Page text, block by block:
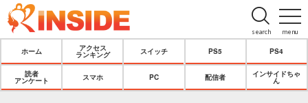
menu
search
ホーム
アクセス
ランキング
スイッチ PS5 PS4
読者
アンケート
スマホ PC 配信者
インサイドちゃ
ん